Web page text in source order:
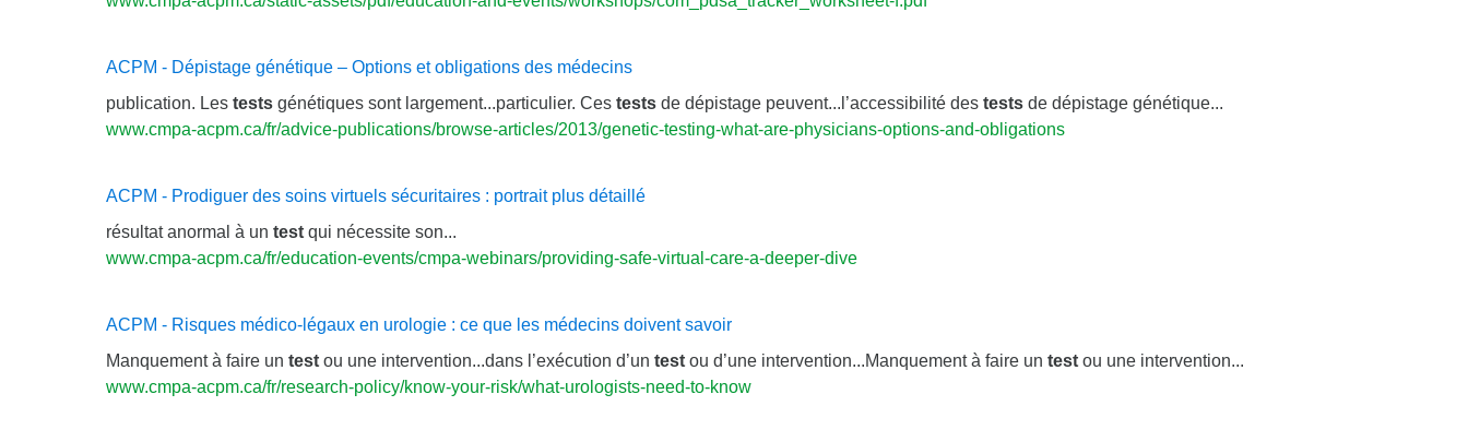
ACPM - Dépistage génétique – Options et obligations des médecins
publication. Les tests génétiques sont largement...particulier. Ces tests de dépistage peuvent...l’accessibilité des tests de dépistage génétique...
www.cmpa-acpm.ca/fr/advice-publications/browse-articles/2013/genetic-testing-what-are-physicians-options-and-obligations
ACPM - Prodiguer des soins virtuels sécuritaires : portrait plus détaillé
résultat anormal à un test qui nécessite son...
www.cmpa-acpm.ca/fr/education-events/cmpa-webinars/providing-safe-virtual-care-a-deeper-dive
ACPM - Risques médico-légaux en urologie : ce que les médecins doivent savoir
Manquement à faire un test ou une intervention...dans l’exécution d’un test ou d’une intervention...Manquement à faire un test ou une intervention...
www.cmpa-acpm.ca/fr/research-policy/know-your-risk/what-urologists-need-to-know